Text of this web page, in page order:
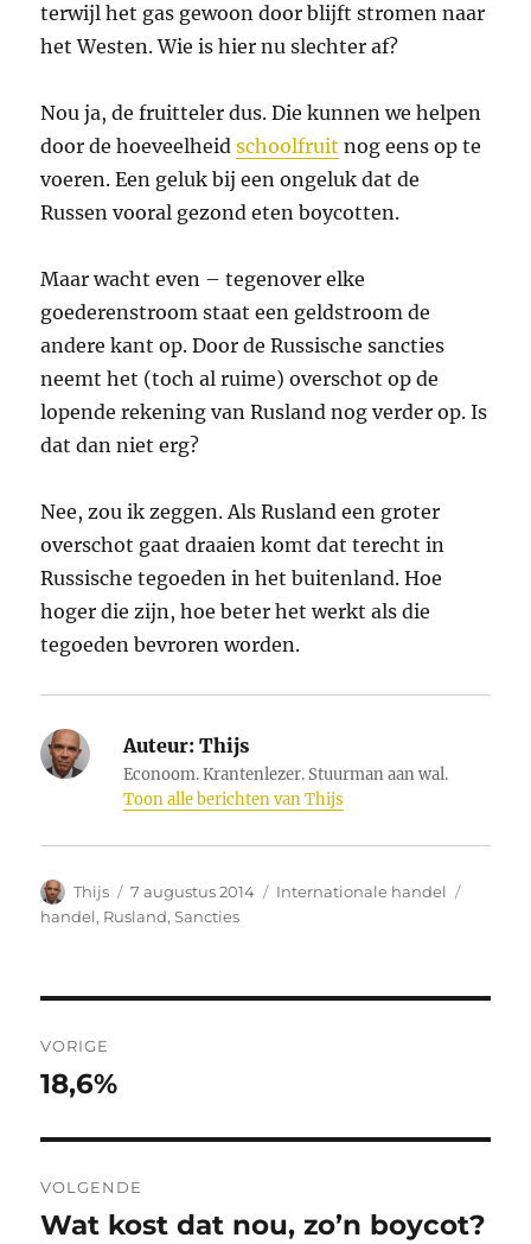
terwijl het gas gewoon door blijft stromen naar
het Westen. Wie is hier nu slechter af?
Nou ja, de fruitteler dus. Die kunnen we helpen
door de hoeveelheidschoolfruit nog eens op te
voeren. Een geluk bij een ongeluk dat de
Russen vooral gezond eten boycotten.
Maar wacht even – tegenover elke
goederenstroom staat een geldstroom de
andere kant op. Door de Russische sancties
neemt het (toch al ruime) overschot op de
lopende rekening van Rusland nog verder op. Is
dat dan niet erg?
Nee, zou ik zeggen. Als Rusland een groter
overschot gaat draaien komt dat terecht in
Russische tegoeden in het buitenland. Hoe
hoger die zijn, hoe beter het werkt als die
tegoeden bevroren worden.
Auteur: Thijs
Econoom. Krantenlezer. Stuurman aan wal.
Toon alle berichten van Thijs
Auteur
Thijs
Geplaatst
op
7 augustus 2014 Categorieën
Internationale handel
handel, Rusland,Sancties
navigatie
VORIGE
Vorig
18,6%
VOLGENDE
Volgend
Wat kost dat nou, zo’n boycot?